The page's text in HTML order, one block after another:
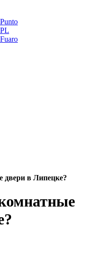
в Липецке?